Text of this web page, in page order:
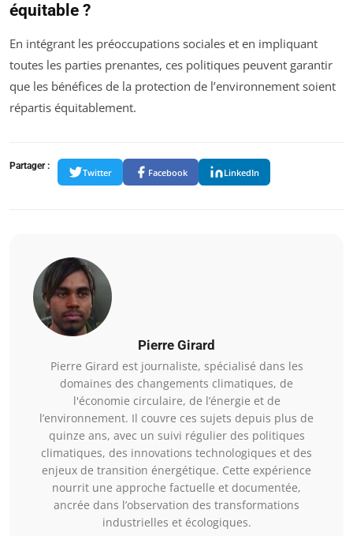
équitable ?
En intégrant les préoccupations sociales et en impliquant
toutes les parties prenantes, ces politiques peuvent garantir
que les bénéfices de la protection de l’environnement soient
répartis équitablement.
Partager :
Twitter Facebook LinkedIn
Pierre Girard
Pierre Girard est journaliste, spécialisé dans les
domaines des changements climatiques, de
l'économie circulaire, de l’énergie et de
l’environnement. Il couvre ces sujets depuis plus de
quinze ans, avec un suivi régulier des politiques
climatiques, des innovations technologiques et des
enjeux de transition énergétique. Cette expérience
nourrit une approche factuelle et documentée,
ancrée dans l’observation des transformations
industrielles et écologiques.